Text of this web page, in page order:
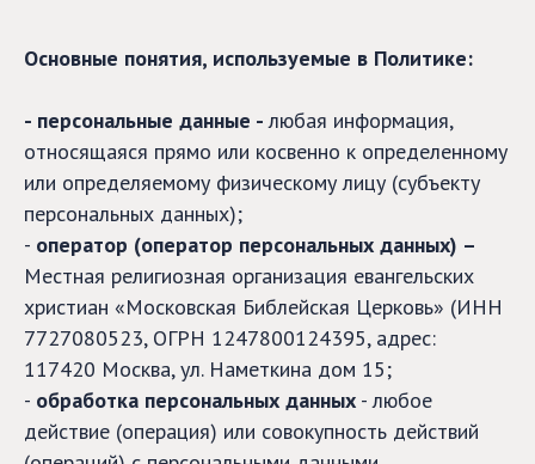
Основные понятия, используемые в Политике:
- персональные данные -любая информация,
относящаяся прямо или косвенно к определенному
или определяемому физическому лицу (субъекту
персональных данных);
- оператор (оператор персональных данных) –
Местная религиозная организация евангельских
христиан «Московская Библейская Церковь» (ИНН
7727080523, ОГРН 1247800124395, адрес:
117420 Москва, ул. Наметкина дом 15;
- обработка персональных данных - любое
действие (операция) или совокупность действий